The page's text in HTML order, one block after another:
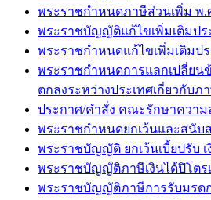
พระราชกำหนดภาษีส่วนเพิ่ม พ.
พระราชบัญญัติแก้ไขเพิ่มเติมปร
พระราชกำหนดแก้ไขเพิ่มเติมป
พระราชกำหนดการแลกเปลี่ยน
ตกลงระหว่างประเทศเกี่ยวกับภ
ประกาศ/คำสั่ง คณะรักษาควา
พระราชกำหนดยกเว้นและสนับ
พระราชบัญญัติ ยกเว้นเบี้ยปรับ เ
พระราชบัญญัติภาษีเงินได้ปิโตร
พระราชบัญญัติภาษีการรับมรด